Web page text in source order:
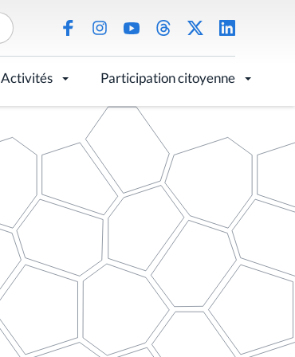
Activités Participation citoyenne